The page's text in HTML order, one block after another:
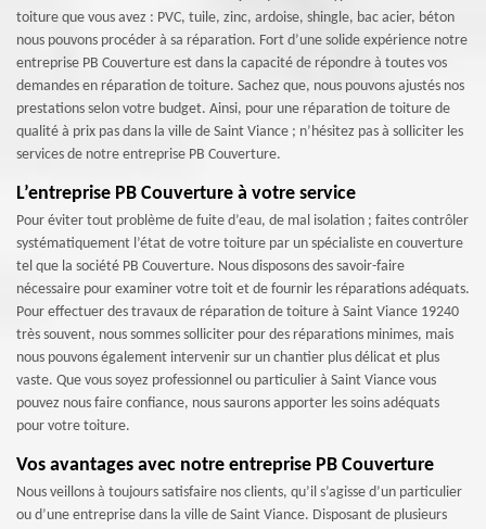
toiture que vous avez : PVC, tuile, zinc, ardoise, shingle, bac acier, béton
nous pouvons procéder à sa réparation. Fort d’une solide expérience notre
entreprise PB Couverture est dans la capacité de répondre à toutes vos
demandes en réparation de toiture. Sachez que, nous pouvons ajustés nos
prestations selon votre budget. Ainsi, pour une réparation de toiture de
qualité à prix pas dans la ville de Saint Viance ; n’hésitez pas à solliciter les
services de notre entreprise PB Couverture.
L’entreprise PB Couverture à votre service
Pour éviter tout problème de fuite d’eau, de mal isolation ; faites contrôler
systématiquement l’état de votre toiture par un spécialiste en couverture
tel que la société PB Couverture. Nous disposons des savoir-faire
nécessaire pour examiner votre toit et de fournir les réparations adéquats.
Pour effectuer des travaux de réparation de toiture à Saint Viance 19240
très souvent, nous sommes solliciter pour des réparations minimes, mais
nous pouvons également intervenir sur un chantier plus délicat et plus
vaste. Que vous soyez professionnel ou particulier à Saint Viance vous
pouvez nous faire confiance, nous saurons apporter les soins adéquats
pour votre toiture.
Vos avantages avec notre entreprise PB Couverture
Nous veillons à toujours satisfaire nos clients, qu’il s’agisse d’un particulier
ou d’une entreprise dans la ville de Saint Viance. Disposant de plusieurs